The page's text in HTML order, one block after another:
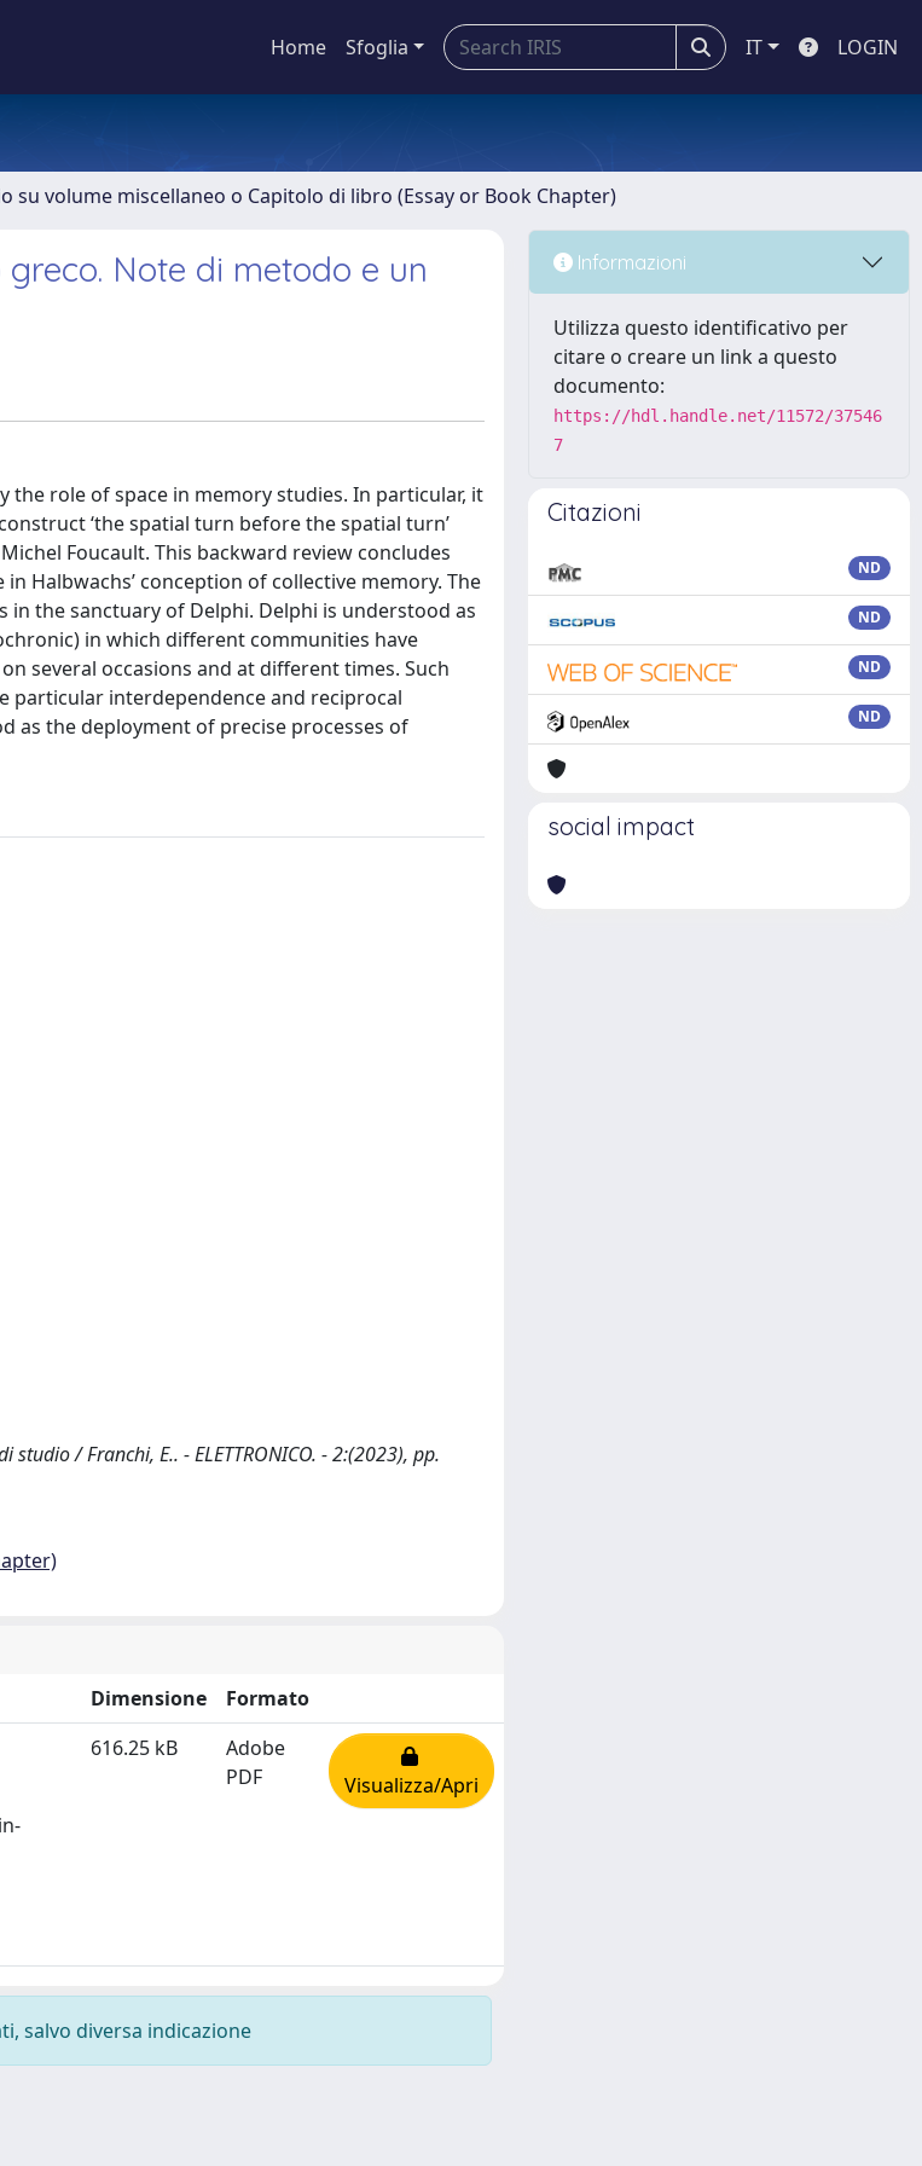
Home Sfoglia IT LOGIN
su volume miscellaneo o Capitolo di libro (Essay or Book Chapter)
Note di metodo e un
the role of space in memory studies. In particular, it
‘the spatial turn before the spatial turn’
Foucault. This backward review concludes
Halbwachs’ conception of collective memory. The
the sanctuary of Delphi. Delphi is understood as
in which different communities have
several occasions and at different times. Such
particular interdependence and reciprocal
as the deployment of precise processes of
/ Franchi, E.. - ELETTRONICO. - 2:(2023), pp.
Dimensione
Formato
616.25 kB
Adobe
PDF
Visualizza/Apri
salvo diversa indicazione
Informazioni
Utilizza questo identificativo per
citare o creare un link a questo
documento:
https://hdl.handle.net/11572/37546
7
Citazioni
ND
ND
ND
ND
social impact